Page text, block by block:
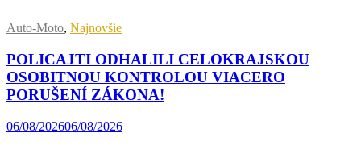
Auto-Moto, Najnovšie
POLICAJTI ODHALILI CELOKRAJSKOU
OSOBITNOU KONTROLOU VIACERO
PORUŠENÍ ZÁKONA!
06/08/202606/08/2026